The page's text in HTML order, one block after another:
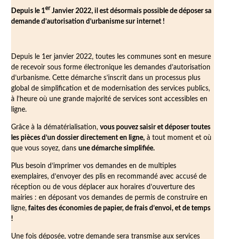
Depuis le 1er Janvier 2022, il est désormais possible de déposer sa
demande d’autorisation d’urbanisme sur internet !
Depuis le 1er janvier 2022, toutes les communes sont en mesure
de recevoir sous forme électronique les demandes d’autorisation
d’urbanisme. Cette démarche s’inscrit dans un processus plus
global de simplification et de modernisation des services publics,
à l’heure où une grande majorité de services sont accessibles en
ligne.
Grâce à la dématérialisation,vous pouvez saisir et déposer toutes
les pièces d’un dossier directement en ligne, à tout moment et où
que vous soyez, dansune démarche simplifiée.
Plus besoin d’imprimer vos demandes en de multiples
exemplaires, d’envoyer des plis en recommandé avec accusé de
réception ou de vous déplacer aux horaires d’ouverture des
mairies : en déposant vos demandes de permis de construire en
ligne, faites des économies de papier, de frais d’envoi, et de temps
!
Une fois déposée, votre demande sera transmise aux services